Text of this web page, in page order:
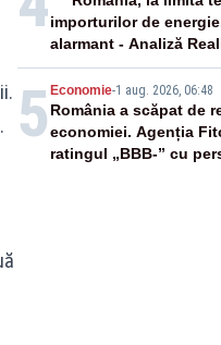
importurilor de
alarmant - Analiză
5 Economie-1 aug. 2026, 06:48
România a scăpat de
economiei. Agenția
ratingul „BBB-” cu